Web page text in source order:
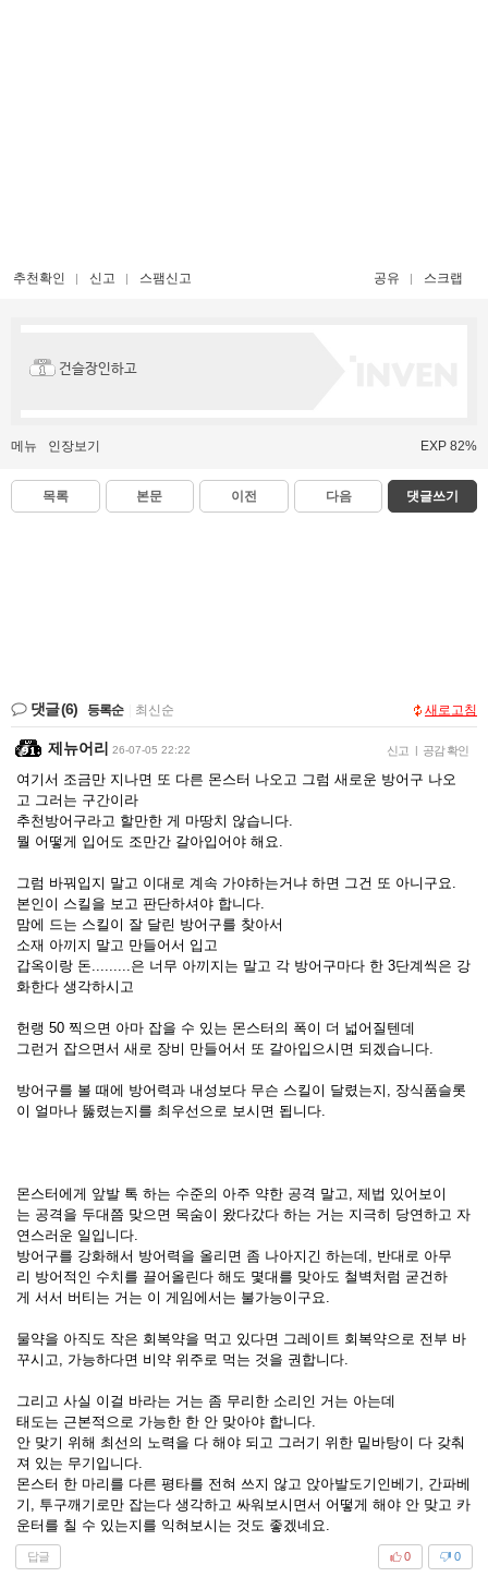
추천확인 신고 스팸신고 공유 스크랩
건슬장인하고
메뉴 인장보기 EXP 82%
목록 본문 이전 다음 댓글쓰기
댓글(6) 등록순 최신순 새로고침
제뉴어리 26-07-05 22:22 신고 | 공감 확인
여기서 조금만 지나면 또 다른 몬스터 나오고 그럼 새로운 방어구 나오
고 그러는 구간이라
추천방어구라고 할만한 게 마땅치 않습니다.
뭘 어떻게 입어도 조만간 갈아입어야 해요.
그럼 바꿔입지 말고 이대로 계속 가야하는거냐 하면 그건 또 아니구요.
본인이 스킬을 보고 판단하셔야 합니다.
맘에 드는 스킬이 잘 달린 방어구를 찾아서
소재 아끼지 말고 만들어서 입고
갑옥이랑 돈.........은 너무 아끼지는 말고 각 방어구마다 한 3단계씩은 강
화한다 생각하시고
헌랭 50 찍으면 아마 잡을 수 있는 몬스터의 폭이 더 넓어질텐데
그런거 잡으면서 새로 장비 만들어서 또 갈아입으시면 되겠습니다.
방어구를 볼 때에 방어력과 내성보다 무슨 스킬이 달렸는지, 장식품슬롯
이 얼마나 뚫렸는지를 최우선으로 보시면 됩니다.
몬스터에게 앞발 톡 하는 수준의 아주 약한 공격 말고, 제법 있어보이
는 공격을 두대쯤 맞으면 목숨이 왔다갔다 하는 거는 지극히 당연하고 자
연스러운 일입니다.
방어구를 강화해서 방어력을 올리면 좀 나아지긴 하는데, 반대로 아무
리 방어적인 수치를 끌어올린다 해도 몇대를 맞아도 철벽처럼 굳건하
게 서서 버티는 거는 이 게임에서는 불가능이구요.
물약을 아직도 작은 회복약을 먹고 있다면 그레이트 회복약으로 전부 바
꾸시고, 가능하다면 비약 위주로 먹는 것을 권합니다.
그리고 사실 이걸 바라는 거는 좀 무리한 소리인 거는 아는데
태도는 근본적으로 가능한 한 안 맞아야 합니다.
안 맞기 위해 최선의 노력을 다 해야 되고 그러기 위한 밑바탕이 다 갖춰
져 있는 무기입니다.
몬스터 한 마리를 다른 평타를 전혀 쓰지 않고 앉아발도기인베기, 간파베
기, 투구깨기로만 잡는다 생각하고 싸워보시면서 어떻게 해야 안 맞고 카
운터를 칠 수 있는지를 익혀보시는 것도 좋겠네요.
답글 0
0